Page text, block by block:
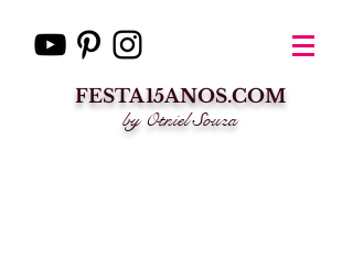
FESTA15ANOS.COM
by Otniel Souza